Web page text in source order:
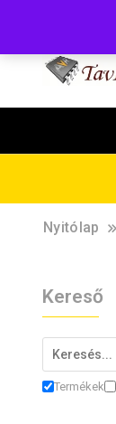
Nyitólap
Kereső
Termékek